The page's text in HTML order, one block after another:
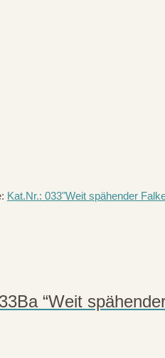
Kat.Nr.: 033"Weit spähender
“Weit